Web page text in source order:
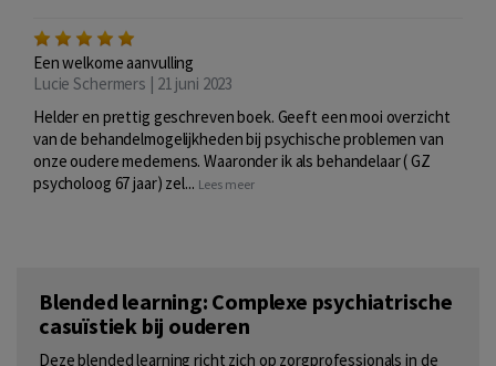
Een welkome aanvulling
Lucie Schermers | 21 juni 2023
Helder en prettig geschreven boek. Geeft een mooi overzicht
van de behandelmogelijkheden bij psychische problemen van
onze oudere medemens. Waaronder ik als behandelaar ( GZ
psycholoog 67 jaar) zel... Lees meer
Blended learning: Complexe psychiatrische
casuïstiek bij ouderen
Deze blended learning richt zich op zorgprofessionals in de